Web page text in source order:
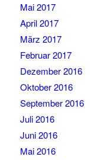
Mai 2017
April 2017
März 2017
Februar 2017
Dezember 2016
Oktober 2016
September 2016
Juli 2016
Juni 2016
Mai 2016